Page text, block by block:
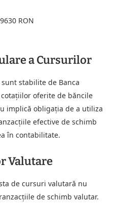
RON
a Cursurilor
stabilite de Banca
oferite de băncile
implică obligația de a utiliza
efective de schimb
în contabilitate.
Valutare
de cursuri valutară nu
de schimb valutar.